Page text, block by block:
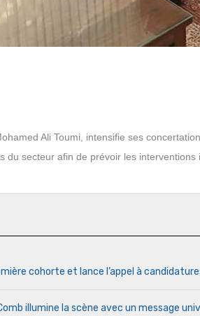
Ali Toumi, intensifie ses
du secteur afin de prévoir les
cohorte et lance l’appel à
illumine la scène avec un message